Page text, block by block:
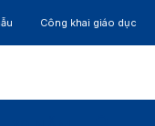
Công khai giáo dục